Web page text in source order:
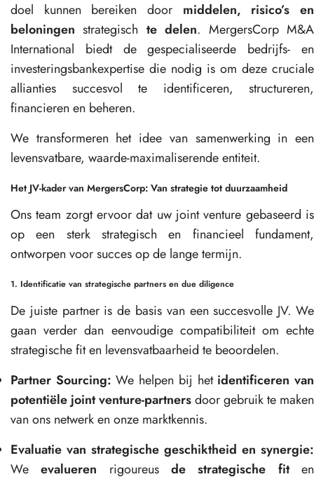
doel kunnen bereiken door middelen, risico’s en
beloningen strategisch te delen. MergersCorp M&A
International biedt de gespecialiseerde bedrijfs- en
investeringsbankexpertise die nodig is om deze cruciale
allianties succesvol te identificeren, structureren,
financieren en beheren.
We transformeren het idee van samenwerking in een
levensvatbare, waarde-maximaliserende entiteit.
Het JV-kader van MergersCorp: Van strategie tot duurzaamheid
Ons team zorgt ervoor dat uw joint venture gebaseerd is
op een sterk strategisch en financieel fundament,
ontworpen voor succes op de lange termijn.
1. Identificatie van strategische partners en due diligence
De juiste partner is de basis van een succesvolle JV. We
gaan verder dan eenvoudige compatibiliteit om echte
strategische fit en levensvatbaarheid te beoordelen.
Partner Sourcing: We helpen bij het identificeren van
potentiële joint venture-partnersdoor gebruik te maken
van ons netwerk en onze marktkennis.
Evaluatie van strategische geschiktheid en synergie:
Weevalueren rigoureusde strategische fiten